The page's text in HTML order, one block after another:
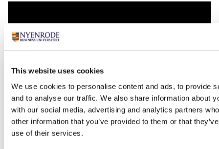
This website uses cookies
We use cookies to personalise content and ads, to provide
and to analyse our traffic. We also share information about
with our social media, advertising and analytics partners
other information that you’ve provided to them or that
use of their services.
"Ik vind het waardevol waardering te
krijgen."